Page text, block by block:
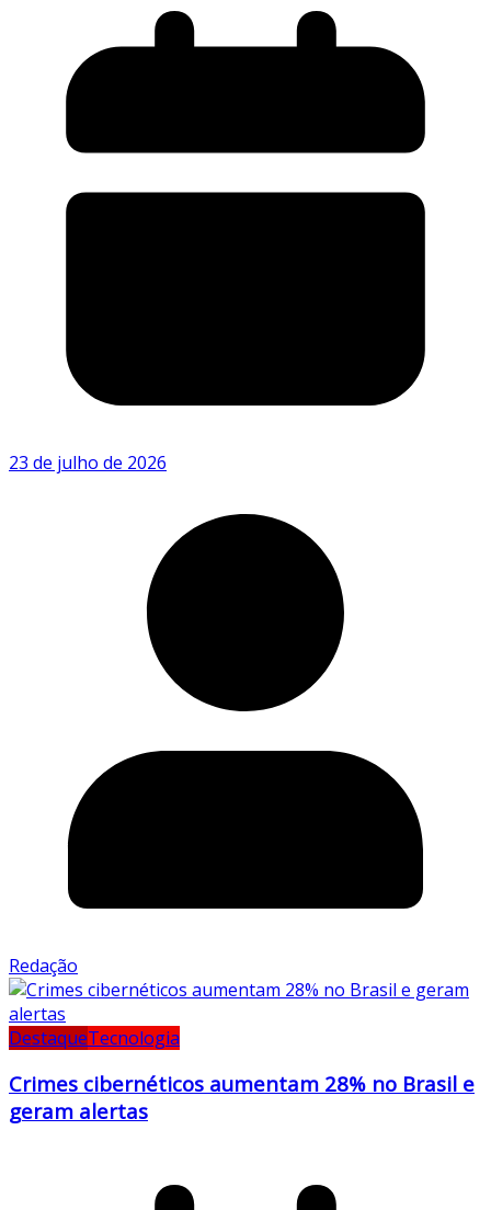
23 de julho de 2026
Redação
DestaqueTecnologia
Crimes cibernéticos aumentam 28% no Brasil e
geram alertas